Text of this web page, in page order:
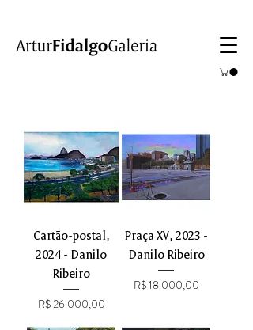
Cartão-postal,
2024 - Danilo
Ribeiro
Preço
R$ 26.000,00
Praça XV, 2023 -
Danilo Ribeiro
Preço
R$ 18.000,00